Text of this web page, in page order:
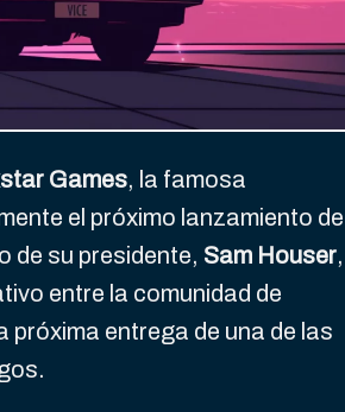
Games, la famosa
el próximo lanzamiento de
de su presidente, Sam Houser,
entre la comunidad de
próxima entrega de una de las